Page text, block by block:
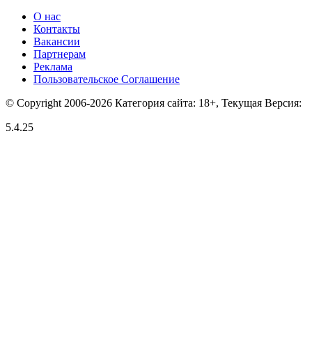
О нас
Контакты
Вакансии
Партнерам
Реклама
Пользовательское Соглашение
© Copyright 2006-2026 Категория сайта: 18+, Текущая Версия:
5.4.25